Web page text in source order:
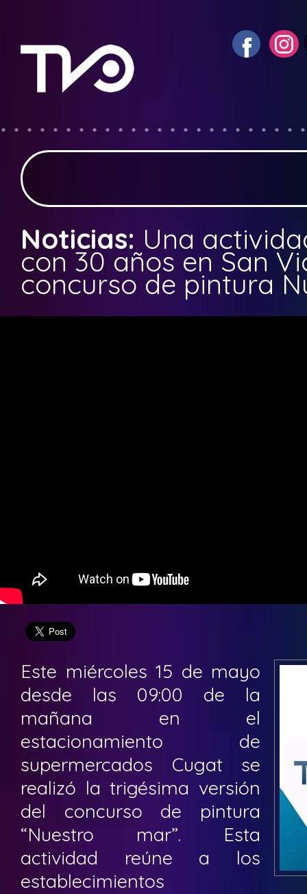
Noticias: Una
con 30 años en San
concurso de pintura
Este miércoles 15 de mayo
desde las 09:00 de la
mañana en el
estacionamiento de
supermercados Cugat se
realizó la trigésima versión
del concurso de pintura
“Nuestro mar”. Esta
actividad reúne a los
establecimientos